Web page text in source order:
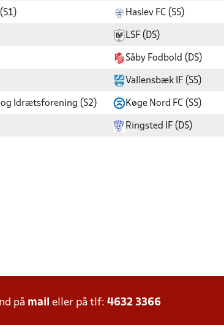
Haslev FC (SS)
LSF (DS)
Såby Fodbold (DS)
Vallensbæk IF (SS)
Idrætsforening (S2) Køge Nord FC (SS)
Ringsted IF (DS)
på mail eller på tlf: 4632 3366